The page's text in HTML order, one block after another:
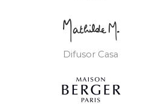
Difusor Casa